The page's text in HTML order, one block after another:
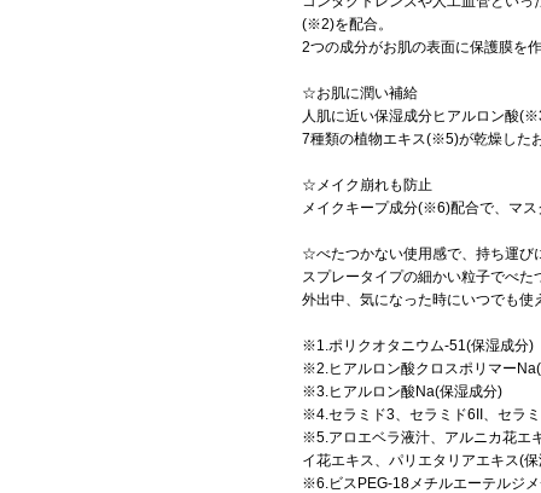
(※2)を配合。
2つの成分がお肌の表面に保護膜を
☆お肌に潤い補給
人肌に近い保湿成分ヒアルロン酸
7種類の植物エキス(※5)が乾燥した
☆メイク崩れも防止
メイクキープ成分(※6)配合で、マ
☆べたつかない使用感で、持ち運び
スプレータイプの細かい粒子でべ
外出中、気になった時にいつでも使
※1.ポリクオタニウム-51(保湿成分)
※2.ヒアルロン酸クロスポリマー
※3.ヒアルロン酸Na(保湿成分)
※4.セラミド3、セラミド6II、セラ
※5.アロエベラ液汁、アルニカ花エ
イ花エキス、パリエタリアエキス(
※6.ビスPEG-18メチルエーテルジ